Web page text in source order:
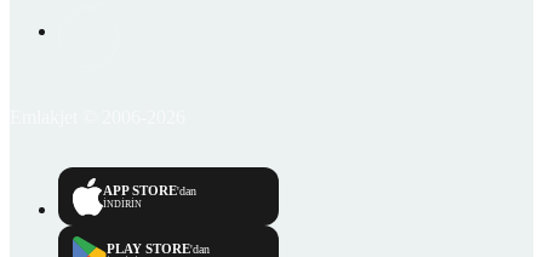
APP STORE'dan
İNDİRİN
PLAY STORE'dan